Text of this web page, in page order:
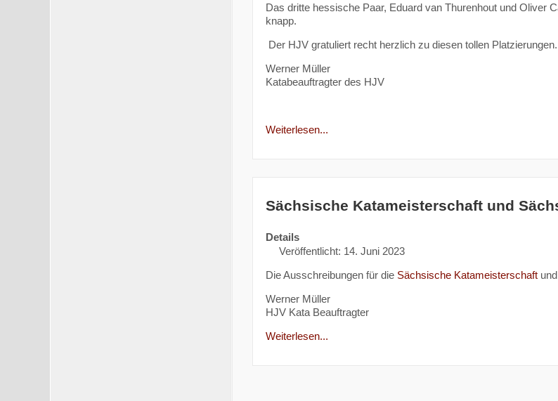
Das dritte hessische Paar, Eduard van Thurenhout und Oliver
knapp.
Der HJV gratuliert recht herzlich zu diesen tollen Platzierungen.
Werner Müller
Katabeauftragter des HJV
Weiterlesen...
Sächsische Katameisterschaft und
Details
Veröffentlicht: 14. Juni 2023
Die Ausschreibungen für die Sächsische Katameisterschaft und
Werner Müller
HJV Kata Beauftragter
Weiterlesen...